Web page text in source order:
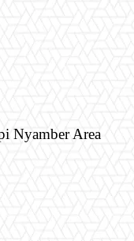
Nyamber Area